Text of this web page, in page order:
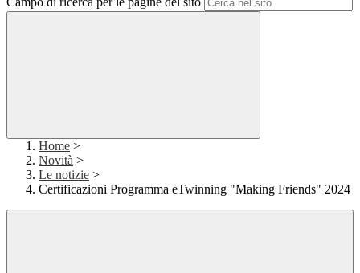
Home >
Novità >
Le notizie >
Certificazioni Programma eTwinning "Making Friends" 2024